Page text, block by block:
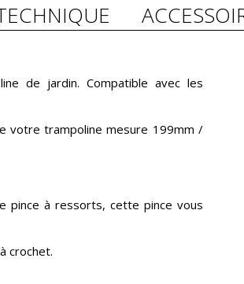
de jardin. Compatible avec les
votre trampoline mesure 199mm /
pince à ressorts, cette pince vous
crochet.